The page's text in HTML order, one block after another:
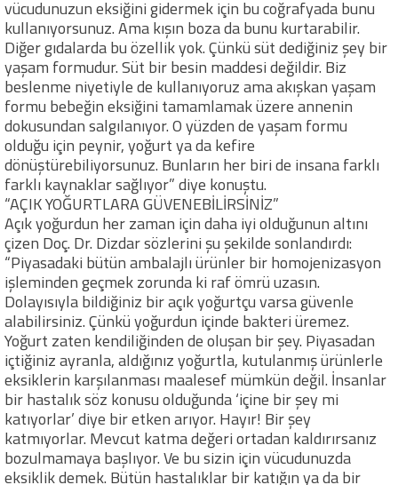
vücudunuzun eksiğini gidermek için bu coğrafyada bunu
kullanıyorsunuz. Ama kışın boza da bunu kurtarabilir.
Diğer gıdalarda bu özellik yok. Çünkü süt dediğiniz şey bir
yaşam formudur. Süt bir besin maddesi değildir. Biz
beslenme niyetiyle de kullanıyoruz ama akışkan yaşam
formu bebeğin eksiğini tamamlamak üzere annenin
dokusundan salgılanıyor. O yüzden de yaşam formu
olduğu için peynir, yoğurt ya da kefire
dönüştürebiliyorsunuz. Bunların her biri de insana farklı
farklı kaynaklar sağlıyor” diye konuştu.
“AÇIK YOĞURTLARA GÜVENEBİLİRSİNİZ”
Açık yoğurdun her zaman için daha iyi olduğunun altını
çizen Doç. Dr. Dizdar sözlerini şu şekilde sonlandırdı:
“Piyasadaki bütün ambalajlı ürünler bir homojenizasyon
işleminden geçmek zorunda ki raf ömrü uzasın.
Dolayısıyla bildiğiniz bir açık yoğurtçu varsa güvenle
alabilirsiniz. Çünkü yoğurdun içinde bakteri üremez.
Yoğurt zaten kendiliğinden de oluşan bir şey. Piyasadan
içtiğiniz ayranla, aldığınız yoğurtla, kutulanmış ürünlerle
eksiklerin karşılanması maalesef mümkün değil. İnsanlar
bir hastalık söz konusu olduğunda ‘içine bir şey mi
katıyorlar’ diye bir etken arıyor. Hayır! Bir şey
katmıyorlar. Mevcut katma değeri ortadan kaldırırsanız
bozulmamaya başlıyor. Ve bu sizin için vücudunuzda
eksiklik demek. Bütün hastalıklar bir katığın ya da bir